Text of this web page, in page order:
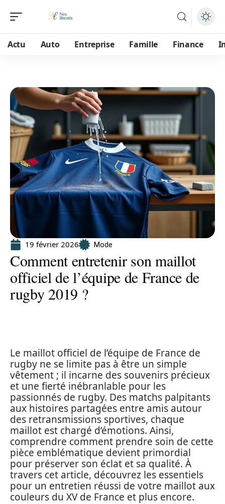
Actu Auto Entreprise Famille Finance
19 février 2026 Mode
Comment entretenir son maillot
officiel de l’équipe de France de
rugby 2019 ?
Le maillot officiel de l’équipe de France de
rugby ne se limite pas à être un simple
vêtement ; il incarne des souvenirs précieux
et une fierté inébranlable pour les
passionnés de rugby. Des matchs palpitants
aux histoires partagées entre amis autour
des retransmissions sportives, chaque
maillot est chargé d’émotions. Ainsi,
comprendre comment prendre soin de cette
pièce emblématique devient primordial
pour préserver son éclat et sa qualité. À
travers cet article, découvrez les essentiels
pour un entretien réussi de votre maillot aux
couleurs du XV de France et plus encore.